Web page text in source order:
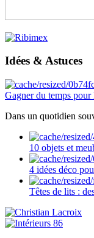
Idées & Astuces
Gagner du temps pour
Dans un quotidien
10 objets et
4 idées déco
Têtes de lits :